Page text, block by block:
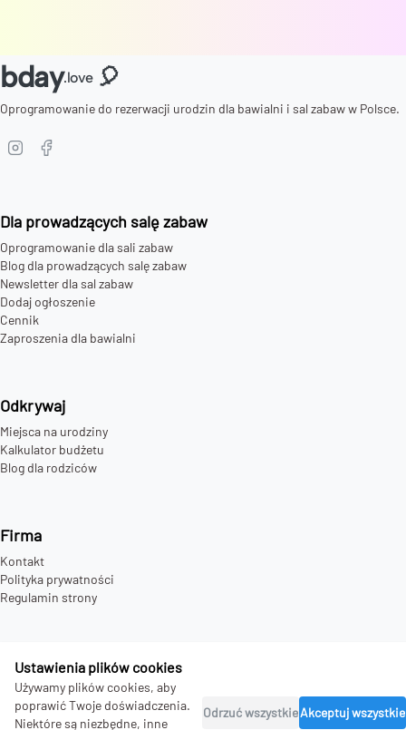
Ustawienia plików cookies
Używamy plików cookies, aby
poprawić Twoje doświadczenia.
Niektóre są niezbędne, inne
Odrzuć wszystkieAkceptuj wszystkie
bday.love 🎈
Oprogramowanie do rezerwacji urodzin dla bawialni i sal zabaw w Polsce.
Dla prowadzących salę zabaw
Oprogramowanie dla sali zabaw
Blog dla prowadzących salę zabaw
Newsletter dla sal zabaw
Dodaj ogłoszenie
Cennik
Zaproszenia dla bawialni
Odkrywaj
Miejsca na urodziny
Kalkulator budżetu
Blog dla rodziców
Firma
Kontakt
Polityka prywatności
Regulamin strony
2026bday.love - all rights reserved.